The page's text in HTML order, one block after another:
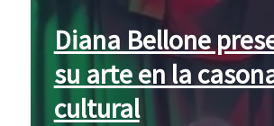
Diana Bellone
su arte en la
cultural